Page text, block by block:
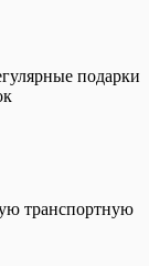
подарки
транспортную